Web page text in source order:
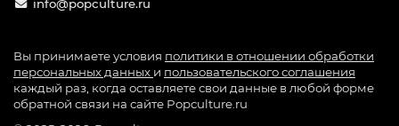
info@popculture.ru
Вы принимаете условия политики в отношении обработки
персональных данных и пользовательского соглашения
каждый раз, когда оставляете свои данные в любой форме
обратной связи на сайте Popculture.ru